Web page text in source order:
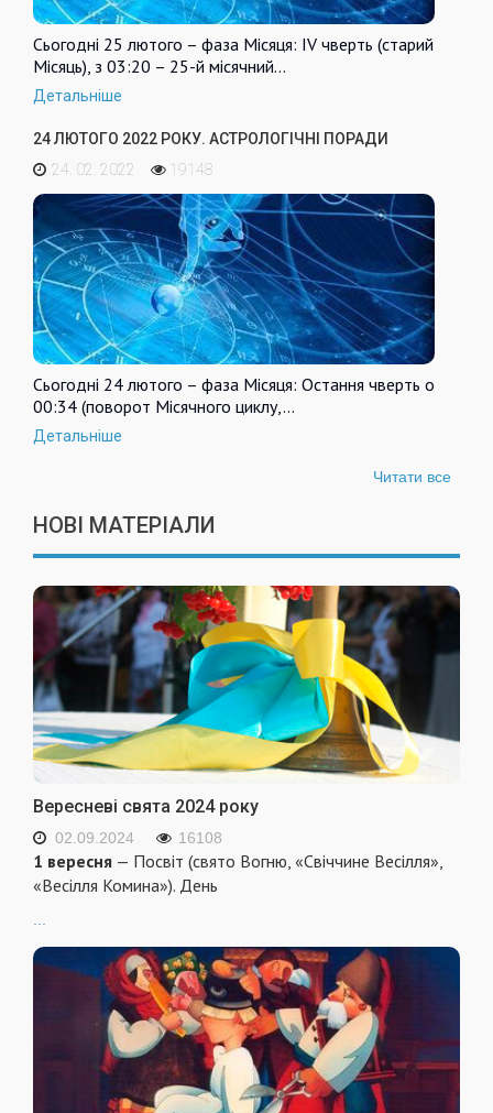
Сьогодні 25 лютого – фаза Місяця: IV чверть (старий
Місяць), з 03:20 – 25-й місячний…
Детальніше
24 ЛЮТОГО 2022 РОКУ. АСТРОЛОГІЧНІ ПОРАДИ
24. 02. 2022
19148
Сьогодні 24 лютого – фаза Місяця: Остання чверть о
00:34 (поворот Місячного циклу,…
Детальніше
Читати все
НОВІ МАТЕРІАЛИ
Вересневі свята 2024 року
02.09.2024 16108
1 вересня — Посвіт (свято Вогню, «Свіччине Весілля»,
«Весілля Комина»). День
...